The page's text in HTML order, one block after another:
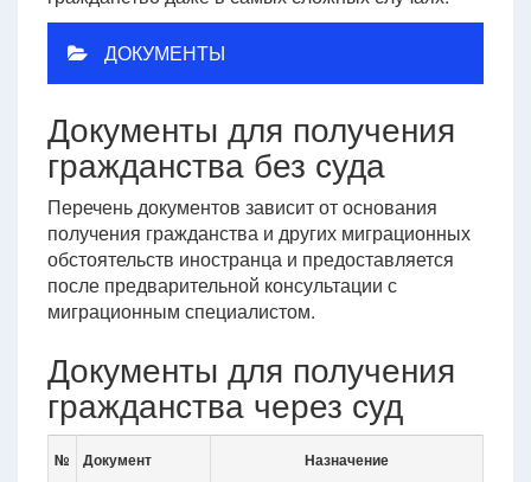
ДОКУМЕНТЫ
Документы для получения
гражданства без суда
Перечень документов зависит от основания
получения гражданства и других миграционных
обстоятельств иностранца и предоставляется
после предварительной консультации с
миграционным специалистом.
Документы для получения
гражданства через суд
№ Документ Назначение